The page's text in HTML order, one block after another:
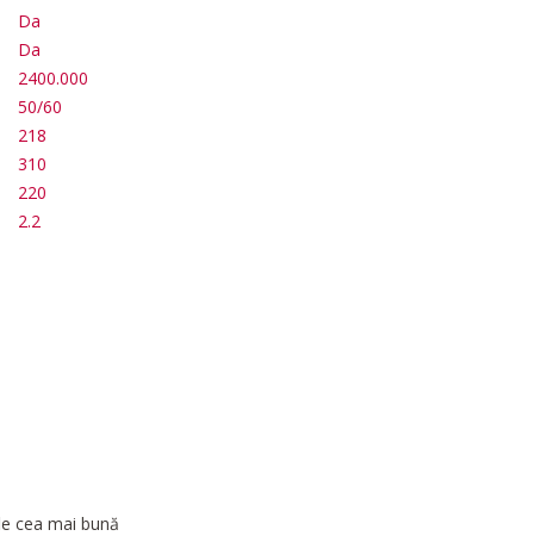
Da
Da
2400.000
50/60
218
310
220
2.2
cea mai bună